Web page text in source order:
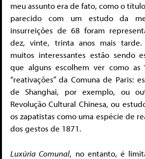
meu assunto era de fato, como o
parecido com um estudo da
insurreições de 68 foram
dez, vinte, trinta anos mais tarde.
muitos interessantes estão sendo
que alguns escolhem ver como as
“reativações” da Comuna de Paris:
de Shanghai, por exemplo, ou
Revolução Cultural Chinesa, ou
os zapatistas como uma espécie de
dos gestos de 1871.
Luxúria Comunal, no entanto, é